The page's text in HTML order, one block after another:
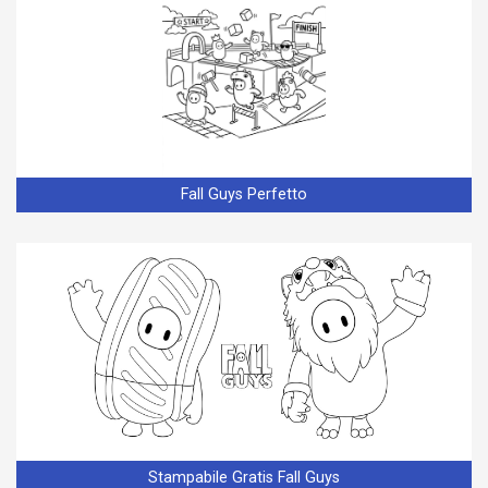
Fall Guys Perfetto
Stampabile Gratis Fall Guys